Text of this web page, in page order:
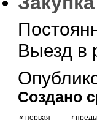
Выезд в
Создано
« первая ‹